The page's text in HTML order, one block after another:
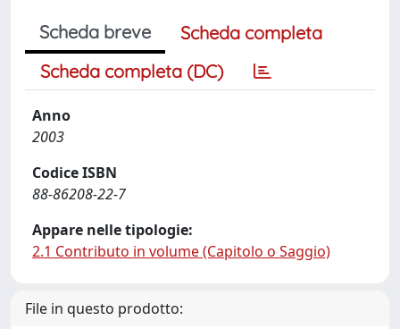
Scheda breve
Scheda completa
Scheda completa (DC)
Anno
2003
Codice ISBN
88-86208-22-7
Appare nelle tipologie:
2.1 Contributo in volume (Capitolo o Saggio)
File in questo prodotto: